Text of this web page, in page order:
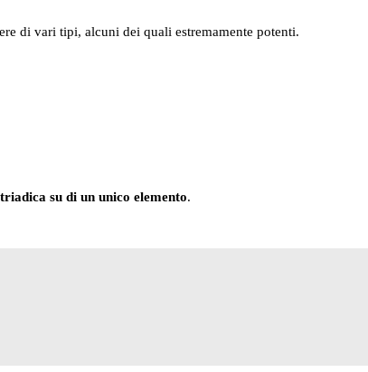
di vari tipi, alcuni dei quali estremamente potenti.
su di un unico elemento.